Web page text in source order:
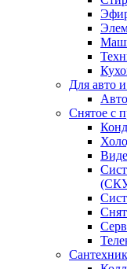
Для авто
Снятое с